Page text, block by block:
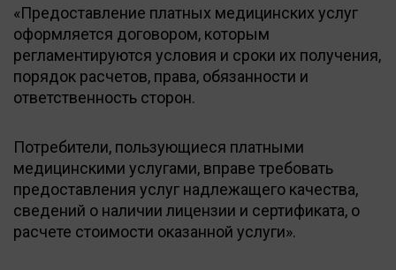
«Предоставление платных медицинских услуг
оформляется договором, которым
регламентируются условия и сроки их получения,
порядок расчетов, права, обязанности и
ответственность сторон.
Потребители, пользующиеся платными
медицинскими услугами, вправе требовать
предоставления услуг надлежащего качества,
сведений о наличии лицензии и сертификата, о
расчете стоимости оказанной услуги».